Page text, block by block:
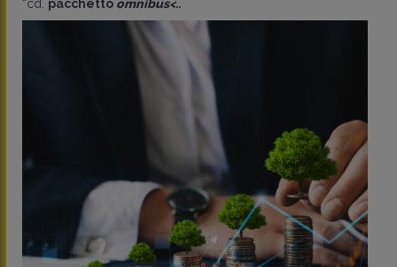
“cd. pacchetto omnibus<..